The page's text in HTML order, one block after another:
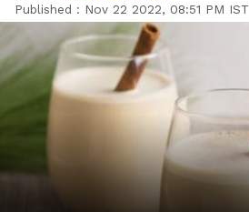
Published : Nov 22 2022, 08:51 PM IST